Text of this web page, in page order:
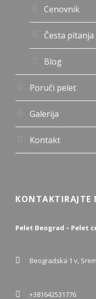
Cenovnik
Česta pitanja
Blog
Poruči pelet
Galerija
Kontakt
KONTAKTIRAJTE
Pelet Beograd – Pelet
Beogradska 1 v,
+381642531776